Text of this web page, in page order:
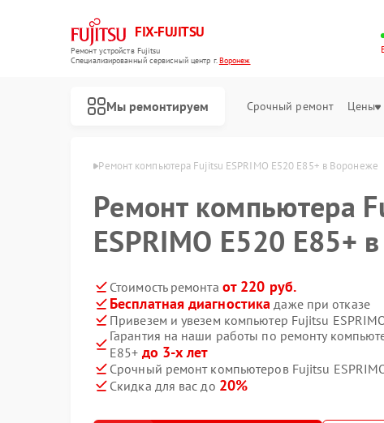
FIX-FUJITSU
Ремонт устройств Fujitsu
Специализированный cервисный центр г.Воронеж
Мы ремонтируем Срочный ремонт Цены
Fujitsu в Воронеже Ремонт компьютера Fujitsu ESPRIMO E520 E85+ в Воронеже
Ремонт компьютера
ESPRIMO E520 E85+
Стоимость ремонта от 220 руб.
Бесплатная диагностика даже при отказе
Привезем и увезем компьютер Fujitsu
Гарантия на наши работы по ремонту
E85+ до 3-х лет
Срочный ремонт компьютеров Fujitsu
Скидка для вас до 20%